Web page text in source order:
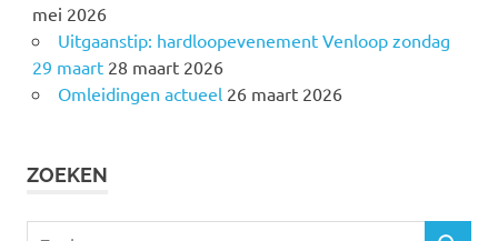
mei 2026
Uitgaanstip: hardloopevenement Venloop zondag
29 maart 28 maart 2026
Omleidingen actueel 26 maart 2026
ZOEKEN